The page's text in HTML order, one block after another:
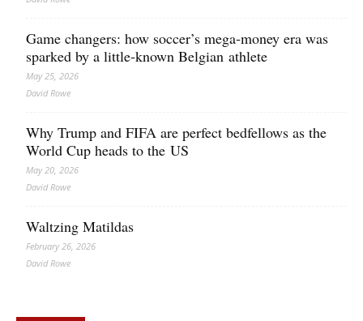
Game changers: how soccer’s mega‑money era was
sparked by a little‑known Belgian athlete
May 25, 2026
David Rowe
Why Trump and FIFA are perfect bedfellows as the
World Cup heads to the US
May 20, 2026
David Rowe
Waltzing Matildas
February 26, 2026
David Rowe